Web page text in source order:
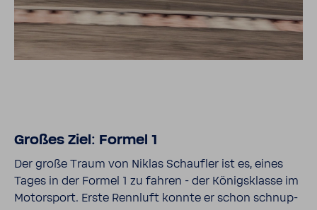
Großes Ziel: Formel 1
Der große Traum von Niklas Schaufler ist es, eines
Tages in der Formel 1 zu fahren - der Königs­klasse im
Motor­sport. Erste Renn­luft konnte er schon schnup­